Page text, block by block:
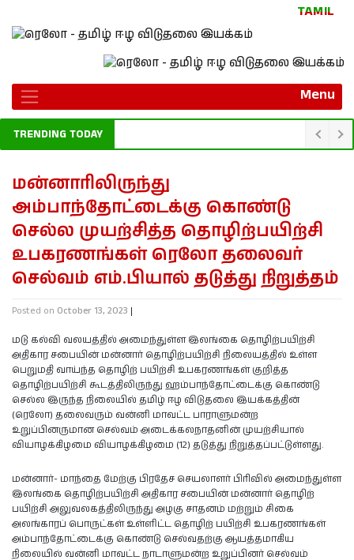
TAMIL
Menu
TRENDING TODAY
மன்னாரிலிருந்து
அம்பாந்தோட்டைக்கு கொண்டு
செல்ல முயற்சித்த தொழிற்பயிற்சி
உபகரணங்கள் ரெலோ தலைவர்
செல்வம் எம்.பியால் தடுத்து நிறுத்தம்
Posted on October 13, 2023 |
மடு கல்வி வலயத்தில் அமைந்துள்ள இலங்கை தொழிற்பயிற்சி
அதிகார சபையின் மன்னார் தொழிற்பயிற்சி நிலையத்தில் உள்ள
பெறுமதி வாய்ந்த தொழிற் பயிற்சி உபகரணங்கள் குறித்த
தொழிற்பயிற்சி கூடத்திலிருந்து ஹம்பாந்தோட்டைக்கு கொண்டு
செல்ல இருந்த நிலையில் தமிழ் ஈழ விடுதலை இயக்கத்தின்
(ரெலோ) தலைவரும் வன்னி மாவட்ட பாராளுமன்ற
உறுப்பினருமான செல்வம் அடைக்கலநாதனின் முயற்சியால்
வியாழக்கிழமை வியாழக்கிழமை (12) தடுத்து நிறுத்தப்பட்டுள்ளது.
மன்னார்- மாந்தை மேற்கு பிரதேச செயலாளர் பிரிவில் அமைந்துள்ள
இலங்கை தொழிற்பயிற்சி அதிகார சபையின் மன்னார் தொழிற்
பயிற்சி அலுவலகத்திலிருந்து அழகு சாதனம் மற்றும் சிகை
அலங்காரப் பொருட்கள் உள்ளிட்ட தொழிற் பயிற்சி உபகரணங்கள்
அம்பாந்தோட்டைக்கு கொண்டு செல்வதற்கு ஆயத்தமாகிய
நிலையில் வன்னி மாவட்ட நாடாளுமன்ற உறுப்பினர் செல்வம்